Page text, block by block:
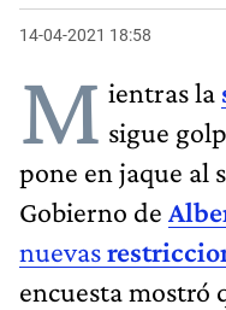
14-04-2021 18:58
M ientras la
sigue
pone en jaque al
Gobierno de
nuevas
encuesta mostró